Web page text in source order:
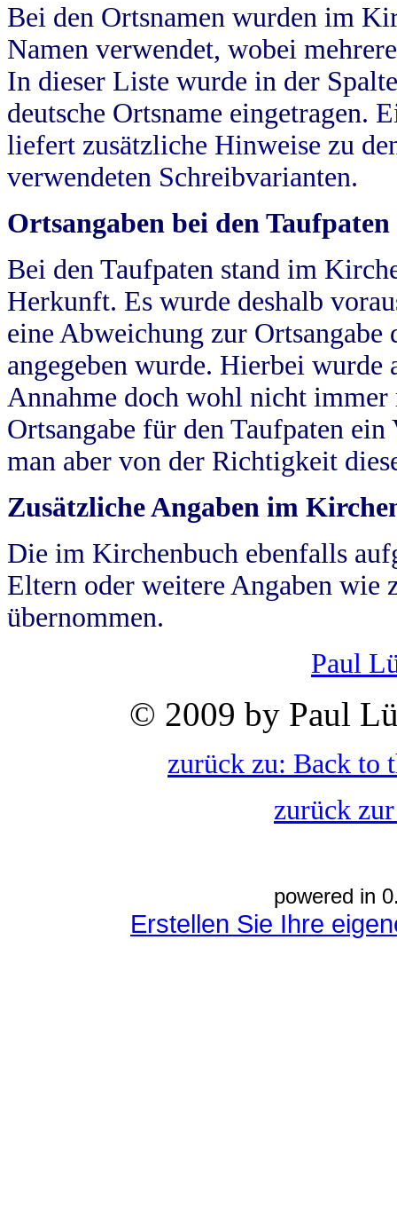
Bei den Ortsnamen wurden im
Namen verwendet, wobei
In dieser Liste wurde in der
deutsche Ortsname eingetragen.
liefert zusätzliche Hinweise zu
verwendeten Schreibvarianten.
Ortsangaben bei den Taufpaten
Bei den Taufpaten stand im
Herkunft. Es wurde deshalb
eine Abweichung zur
angegeben wurde. Hierbei wurde
Annahme doch wohl nicht
Ortsangabe für den Taufpaten
man aber von der Richtigkeit
Zusätzliche Angaben im
Die im Kirchenbuch ebenfalls
Eltern oder weitere Angaben wie
übernommen.
Paul
© 2009 by Paul
zurück zu: Back to
zurück
powered in
Erstellen Sie Ihre